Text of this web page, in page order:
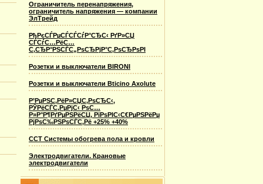
Ограничитель перенапряжения,
ограничитель напряжения — компании
ЭлТрейд
РђРєСЃРµСЃСЃСѓР°СЂС‹ РґР»СЏ
СЃСѓС…РёС…
С‚СЂР°РЅСЃС„РѕСЂРјР°С‚РѕСЂРѕРІ
Розетки и выключатели BIRONI
Розетки и выключатели Bticino Axolute
Р’РµРЅС‚РёР»СЏС‚РѕСЂС‹,
РЎРёСЃС‚РµРјС‹ РѕС…
Р»Р°Р¶РґРµРЅРёСЏ, РїРѕРІС‹С€РµРЅРёРµ
РјРѕС‰РЅРѕСЃС‚Рё +25% +40%
ССТ Системы обогрева пола и кровли
Электродвигатели. Крановые
электродвигатели